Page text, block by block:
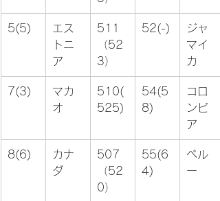
5(5)
エス
トニ
ア
511
（52
3）
52(-)
ジャ
マイ
カ
7(3)
マカ
オ
510(
525)
54(5
8)
コロ
ンビ
ア
8(6)
カナ
ダ
507
（52
0）
55(6
4)
ペル
ー